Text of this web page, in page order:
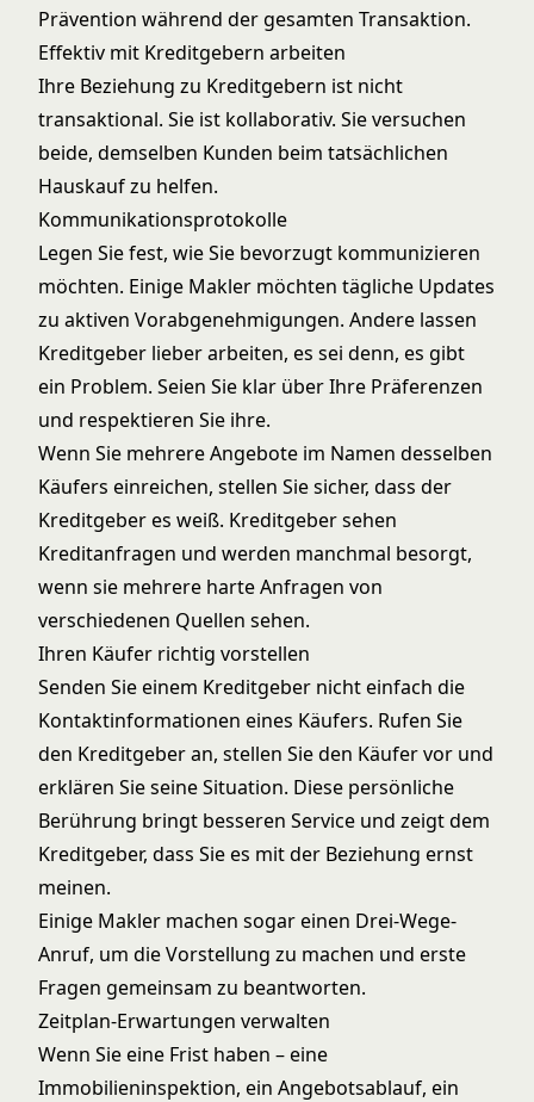
Prävention während der gesamten Transaktion.
Effektiv mit Kreditgebern arbeiten
Ihre Beziehung zu Kreditgebern ist nicht
transaktional. Sie ist kollaborativ. Sie versuchen
beide, demselben Kunden beim tatsächlichen
Hauskauf zu helfen.
Kommunikationsprotokolle
Legen Sie fest, wie Sie bevorzugt kommunizieren
möchten. Einige Makler möchten tägliche Updates
zu aktiven Vorabgenehmigungen. Andere lassen
Kreditgeber lieber arbeiten, es sei denn, es gibt
ein Problem. Seien Sie klar über Ihre Präferenzen
und respektieren Sie ihre.
Wenn Sie mehrere Angebote im Namen desselben
Käufers einreichen, stellen Sie sicher, dass der
Kreditgeber es weiß. Kreditgeber sehen
Kreditanfragen und werden manchmal besorgt,
wenn sie mehrere harte Anfragen von
verschiedenen Quellen sehen.
Ihren Käufer richtig vorstellen
Senden Sie einem Kreditgeber nicht einfach die
Kontaktinformationen eines Käufers. Rufen Sie
den Kreditgeber an, stellen Sie den Käufer vor und
erklären Sie seine Situation. Diese persönliche
Berührung bringt besseren Service und zeigt dem
Kreditgeber, dass Sie es mit der Beziehung ernst
meinen.
Einige Makler machen sogar einen Drei-Wege-
Anruf, um die Vorstellung zu machen und erste
Fragen gemeinsam zu beantworten.
Zeitplan-Erwartungen verwalten
Wenn Sie eine Frist haben – eine
Immobilieninspektion, ein Angebotsablauf, ein